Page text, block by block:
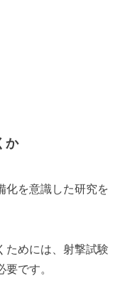
か
化を意識した研究を
ためには、射撃試験
です。